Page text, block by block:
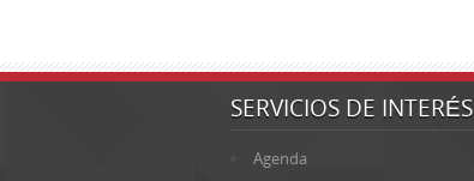
SERVICIOS DE INTERÉS
Agenda